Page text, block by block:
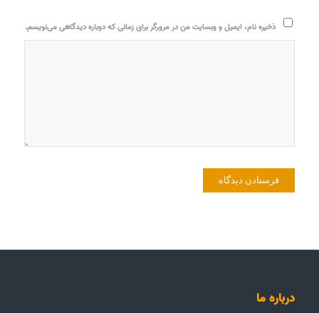
ذخیره نام، ایمیل و وبسایت من در مرورگر برای زمانی که دوباره دیدگاهی می‌نویسم.
درباره ما